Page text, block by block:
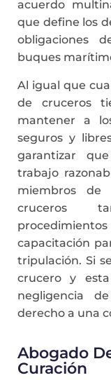
acuerdo
que define los
obligaciones
buques
Al igual que
de cruceros
mantener a
seguros y
garantizar
trabajo
miembros de
cruceros
capacitación
tripulación. Si
crucero y
negligencia
derecho a una
Abogado
Curación